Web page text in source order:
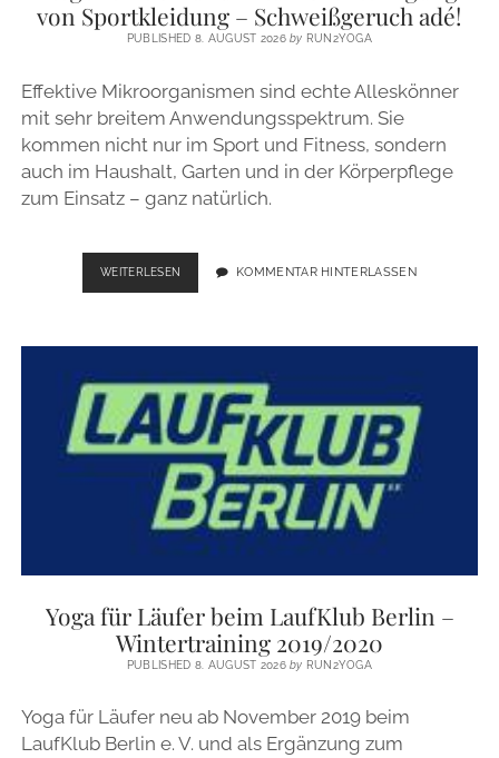
von Sportkleidung – Schweißgeruch adé!
PUBLISHED 8. AUGUST 2026by RUN2YOGA
Effektive Mikroorganismen sind echte Alleskönner
mit sehr breitem Anwendungsspektrum. Sie
kommen nicht nur im Sport und Fitness, sondern
auch im Haushalt, Garten und in der Körperpflege
zum Einsatz – ganz natürlich.
WEITERLESEN
EFFEKTIVE
MIKROORGANISMEN
UND
NATÜRLICHE
REINIGUNG
VON
SPORTKLEIDUNG
–
SCHWEISSGERUCH A
DÉ!
KOMMENTAR HINTERLASSEN
Yoga für Läufer beim LaufKlub Berlin –
Wintertraining 2019/2020
PUBLISHED 8. AUGUST 2026by RUN2YOGA
Yoga für Läufer neu ab November 2019 beim
LaufKlub Berlin e. V. und als Ergänzung zum